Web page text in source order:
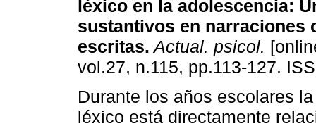
léxico en la adolescencia:
sustantivos en narraciones
escritas. Actual. psicol.
vol.27, n.115, pp.113-127.
Durante los años escolares
léxico está directamente